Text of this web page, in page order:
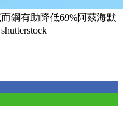
鋼有助降低69%阿茲海默